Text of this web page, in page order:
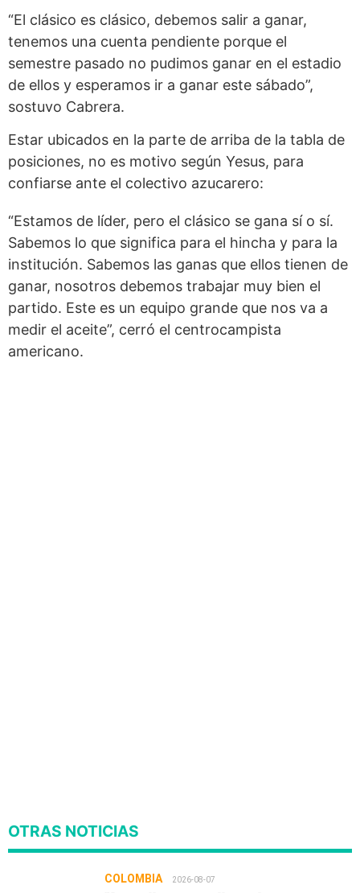
“El clásico es clásico, debemos salir a ganar,
tenemos una cuenta pendiente porque el
semestre pasado no pudimos ganar en el estadio
de ellos y esperamos ir a ganar este sábado”,
sostuvo Cabrera.
Estar ubicados en la parte de arriba de la tabla de
posiciones, no es motivo según Yesus, para
confiarse ante el colectivo azucarero:
“Estamos de líder, pero el clásico se gana sí o sí.
Sabemos lo que significa para el hincha y para la
institución. Sabemos las ganas que ellos tienen de
ganar, nosotros debemos trabajar muy bien el
partido. Este es un equipo grande que nos va a
medir el aceite”, cerró el centrocampista
americano.
OTRAS NOTICIAS
COLOMBIA 2026-08-07